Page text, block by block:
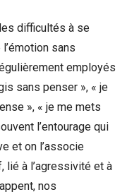
difficultés à se
sans
employés
sans penser », « je
», « je me mets
l’entourage qui
et on l’associe
lié à l’agressivité et à
nos